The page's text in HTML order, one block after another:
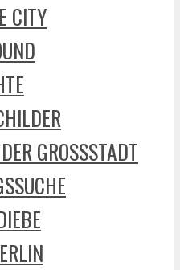
CITY
GROSSSTADT